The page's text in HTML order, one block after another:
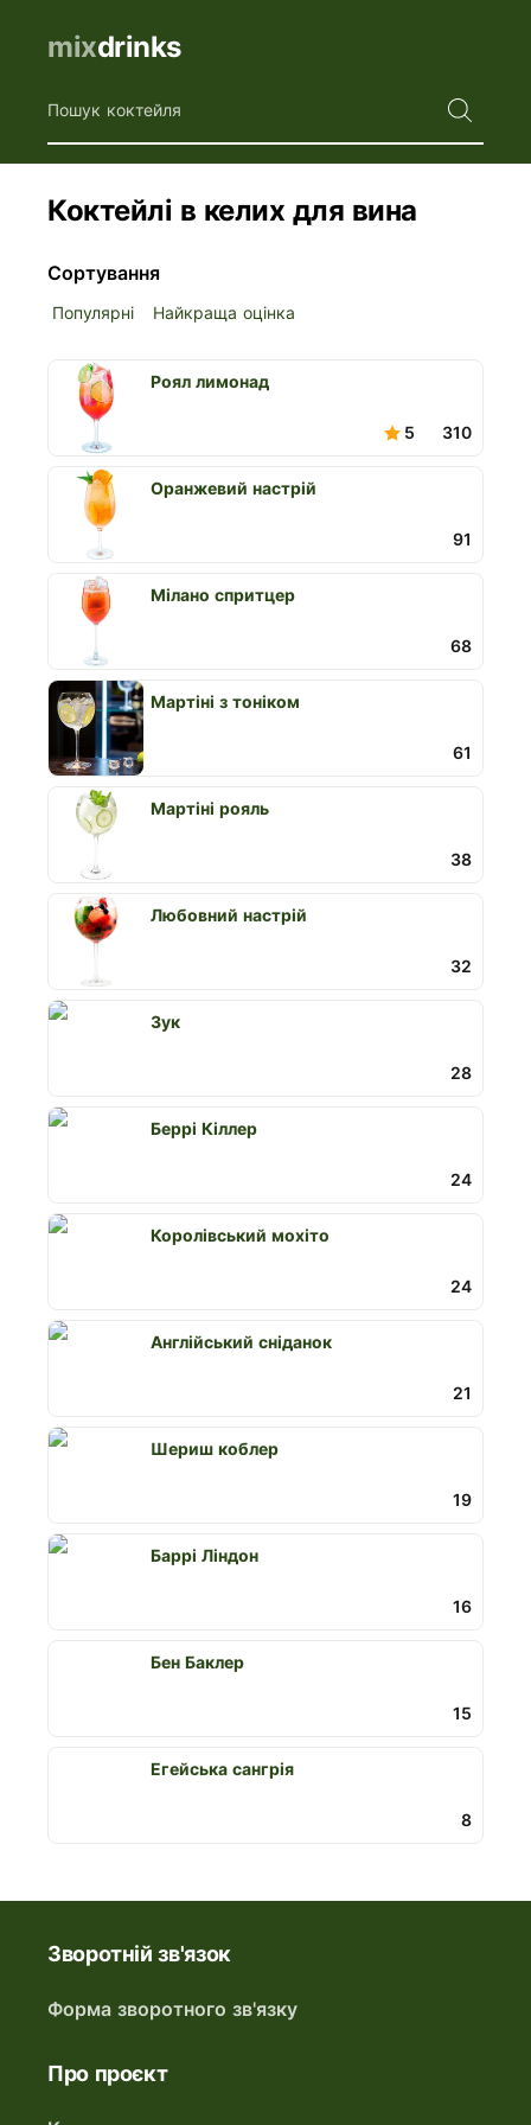
mixdrinks
Пошук коктейля
Коктейлі в келих для вина
Сортування
Популярні Найкраща оцінка
5 310
Роял лимонад
91
Оранжевий настрій
68
Мілано спритцер
61
Мартіні з тоніком
38
Мартіні рояль
32
Любовний настрій
28
Зук
24
Беррі Кіллер
24
Королівський мохіто
21
Англійський сніданок
19
Шериш коблер
16
Баррі Ліндон
15
Бен Баклер
8
Егейська сангрія
Зворотній зв'язок
Форма зворотного зв'язку
Про проєкт